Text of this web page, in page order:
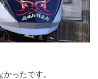
ったです。